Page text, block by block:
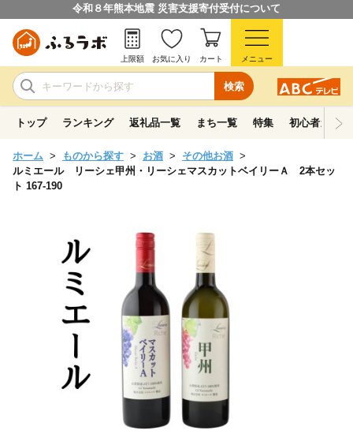
令和８年熊本地震 災害支援寄付受付について
検索
上限額 お気に入り カート メニュー
トップ ランキング 返礼品一覧 まち一覧 特集 初心者ガイド
ホーム ものから探す お酒
その他お酒
ルミエール リーシェ甲州・リーシェマスカットベイリーＡ 2本セッ
ト 167-190